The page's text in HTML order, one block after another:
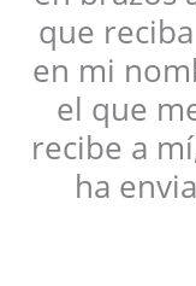
que
en mi
el que
recibe a
ha